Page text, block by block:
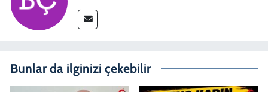
Bunlar da ilginizi çekebilir